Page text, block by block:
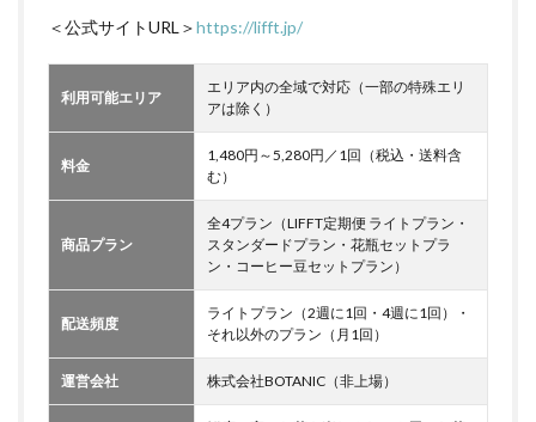
＜公式サイトURL＞https://lifft.jp/
利用可能エリア
エリア内の全域で対応（一部の特殊エリ
アは除く）
料金
1,480円～5,280円／1回（税込・送料含
む）
商品プラン
全4プラン（LIFFT定期便 ライトプラン・
スタンダードプラン・花瓶セットプラ
ン・コーヒー豆セットプラン）
配送頻度
ライトプラン（2週に1回・4週に1回）・
それ以外のプラン（月1回）
運営会社 株式会社BOTANIC（非上場）